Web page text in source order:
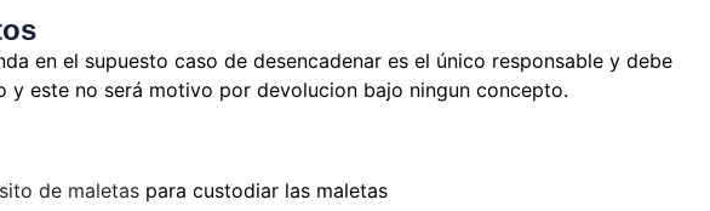
en el supuesto caso de desencadenar es el único responsable y debe
y este no será motivo por devolucion bajo ningun concepto.
de maletas para custodiar las maletas